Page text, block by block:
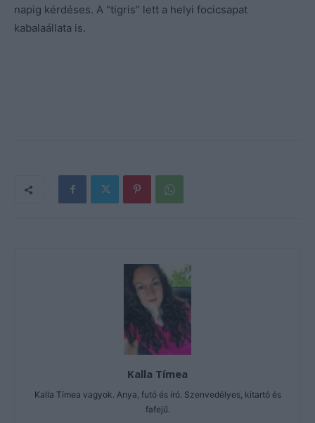
napig kérdéses. A “tigris” lett a helyi focicsapat
kabalaállata is.
Kalla Tímea
Kalla Tímea vagyok. Anya, futó és író. Szenvedélyes, kitartó és
fafejű.